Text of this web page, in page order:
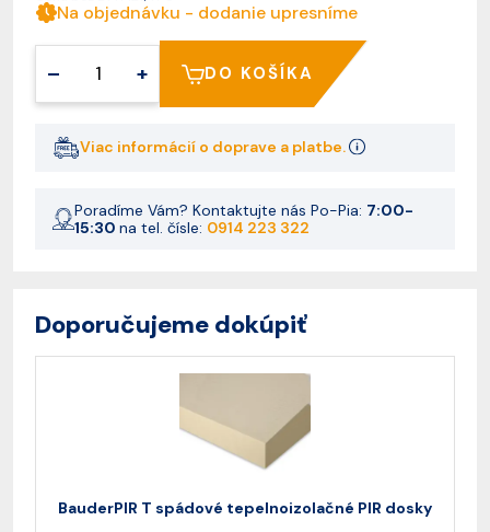
Na objednávku - dodanie upresníme
– + DO KOŠÍKA
Viac informácií o doprave a platbe.
Poradíme Vám? Kontaktujte nás Po-Pia: 7:00-
15:30 na tel. čísle: 0914 223 322
Doporučujeme dokúpiť
BauderPIR T spádové tepelnoizolačné PIR dosky